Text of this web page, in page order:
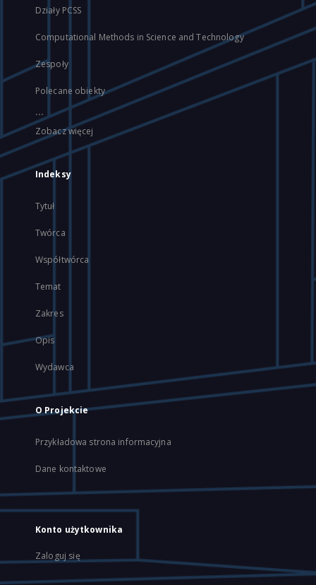
Działy PCSS
Computational Methods in Science and Technology
Zespoły
Polecane obiekty
...
Zobacz więcej
Indeksy
Tytuł
Twórca
Współtwórca
Temat
Zakres
Opis
Wydawca
O Projekcie
Przykładowa strona informacyjna
Dane kontaktowe
Konto użytkownika
Zaloguj się